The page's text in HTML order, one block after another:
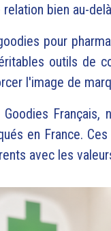
bien au-
pour
outils de
l'image de
Goodies
en France.
avec les